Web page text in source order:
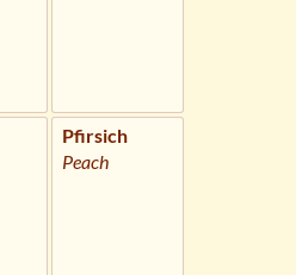
Pfirsich
Peach